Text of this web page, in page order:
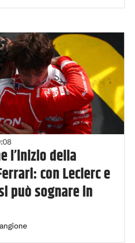
l’inizio della
con Leclerc e
può sognare in